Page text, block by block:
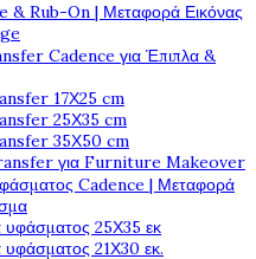
& Rub-On | Μεταφορά Εικόνας
Cadence για Έπιπλα &
17Χ25 cm
25Χ35 cm
35Χ50 cm
για Furniture Makeover
Cadence | Μεταφορά
25Χ35 εκ
21Χ30 εκ.